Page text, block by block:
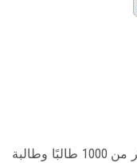
معامل التنسيق الإلكتروني تستقبل أكثر من 1000 طالبًا وطالبة